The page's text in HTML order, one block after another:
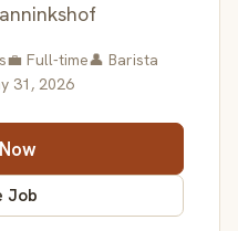
💼 Full-time👤 Barista
31, 2026
Job